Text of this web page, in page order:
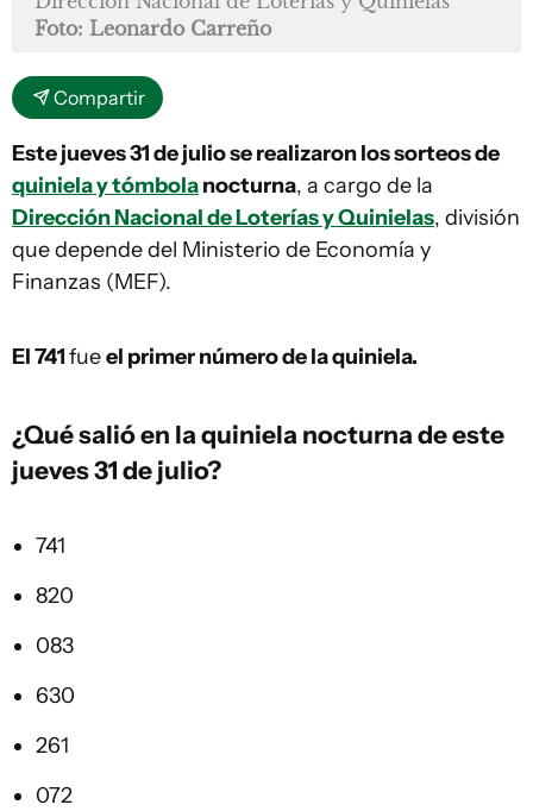
Foto: Leonardo Carreño
Compartir
Este jueves 31 de julio se realizaron los sorteos de
quiniela y tómbolanocturna, a cargo de la
Dirección Nacional de Loterías y Quinielas, división
que depende del Ministerio de Economía y
Finanzas (MEF).
El 741fueel primer número de la quiniela.
¿Qué salió en laquiniela nocturna de este
jueves 31 de julio?
741
820
083
630
261
072